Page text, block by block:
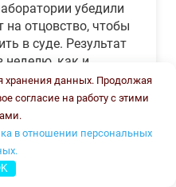
убедили
на отцовство, чтобы
в суде. Результат
неделю, как и
и извиняется.
хранения данных. Продолжая
согласие на работу с этими
в отношении персональных